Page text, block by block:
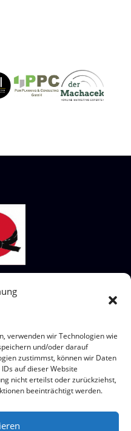
verwenden wir Technologien wie
und/oder darauf
zustimmst, können wir Daten
auf dieser Website
nicht erteilst oder zurückziehst,
beeinträchtigt werden.
DO
alle Altersklassen
Wiener Neudorf
SHIAI-DO